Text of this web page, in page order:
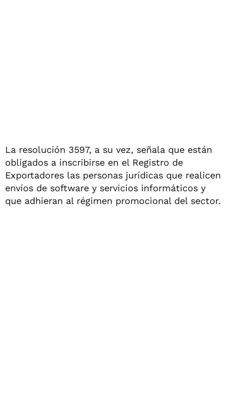
La resolución 3597, a su vez, señala que están
obligados a inscribirse en el Registro de
Exportadores las personas jurídicas que realicen
envíos de software y servicios informáticos y
que adhieran al régimen promocional del sector.